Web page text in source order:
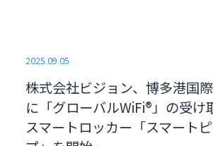
2025.09.05
株式会社ビジョン、博多港国
に「グローバルWiFi®」の受け
スマートロッカー「スマート